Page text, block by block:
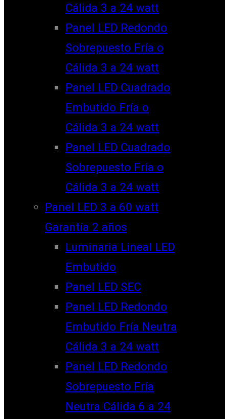
Cálida 3 a 24 watt
Panel LED Redondo
Sobrepuesto Fría o
Cálida 3 a 24 watt
Panel LED Cuadrado
Embutido Fría o
Cálida 3 a 24 watt
Panel LED Cuadrado
Sobrepuesto Fría o
Cálida 3 a 24 watt
Panel LED 3 a 60 watt
Garantía 2 años
Luminaria Lineal LED
Embutido
Panel LED SEC
Panel LED Redondo
Embutido Fría Neutra
Cálida 3 a 24 watt
Panel LED Redondo
Sobrepuesto Fría
Neutra Cálida 6 a 24